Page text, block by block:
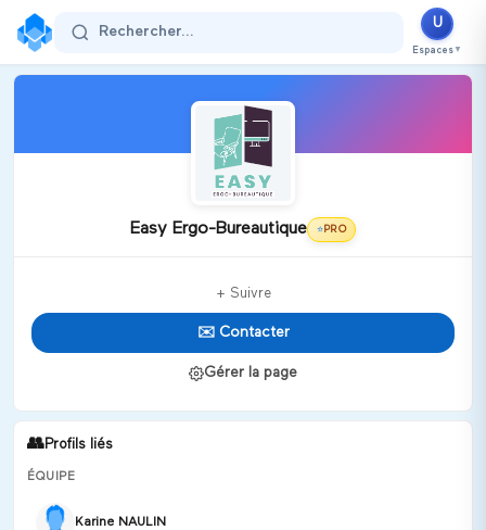
Rechercher...
U
Espaces ▼
Easy Ergo-Bureautique ⭐ PRO
+ Suivre
✉️ Contacter
Gérer la page
👥Profils liés
ÉQUIPE
Karine NAULIN